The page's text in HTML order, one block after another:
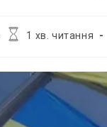
Час
1 хв. читання